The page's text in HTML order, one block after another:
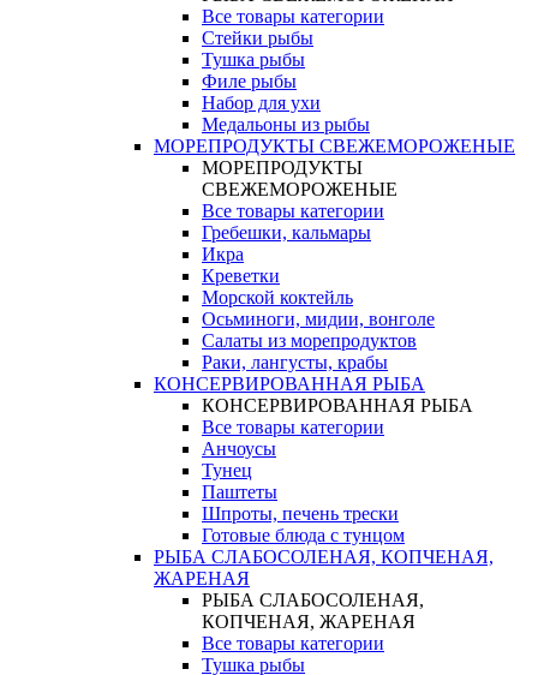
Все товары категории
Стейки рыбы
Тушка рыбы
Филе рыбы
Набор для ухи
Медальоны из рыбы
МОРЕПРОДУКТЫ СВЕЖЕМОРОЖЕНЫЕ
МОРЕПРОДУКТЫ
СВЕЖЕМОРОЖЕНЫЕ
Все товары категории
Гребешки, кальмары
Икра
Креветки
Морской коктейль
Осьминоги, мидии, вонголе
Салаты из морепродуктов
Раки, лангусты, крабы
КОНСЕРВИРОВАННАЯ РЫБА
КОНСЕРВИРОВАННАЯ РЫБА
Все товары категории
Анчоусы
Тунец
Паштеты
Шпроты, печень трески
Готовые блюда с тунцом
РЫБА СЛАБОСОЛЕНАЯ, КОПЧЕНАЯ,
ЖАРЕНАЯ
РЫБА СЛАБОСОЛЕНАЯ,
КОПЧЕНАЯ, ЖАРЕНАЯ
Все товары категории
Тушка рыбы